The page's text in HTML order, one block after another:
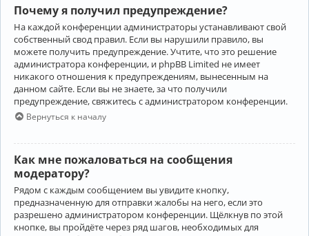
Почему я получил предупреждение?
На каждой конференции администраторы устанавливают свой
собственный свод правил. Если вы нарушили правило, вы
можете получить предупреждение. Учтите, что это решение
администратора конференции, и phpBB Limited не имеет
никакого отношения к предупреждениям, вынесенным на
данном сайте. Если вы не знаете, за что получили
предупреждение, свяжитесь с администратором конференции.
Вернуться к началу
Как мне пожаловаться на сообщения
модератору?
Рядом с каждым сообщением вы увидите кнопку,
предназначенную для отправки жалобы на него, если это
разрешено администратором конференции. Щёлкнув по этой
кнопке, вы пройдёте через ряд шагов, необходимых для